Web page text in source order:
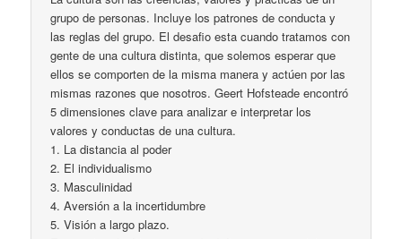
grupo de personas. Incluye los patrones de conducta y
las reglas del grupo. El desafio esta cuando tratamos con
gente de una cultura distinta, que solemos esperar que
ellos se comporten de la misma manera y actúen por las
mismas razones que nosotros. Geert Hofsteade encontró
5 dimensiones clave para analizar e interpretar los
valores y conductas de una cultura.
1. La distancia al poder
2. El individualismo
3. Masculinidad
4. Aversión a la incertidumbre
5. Visión a largo plazo.